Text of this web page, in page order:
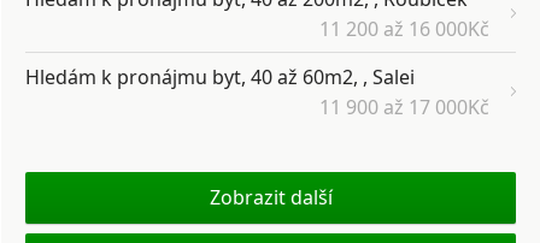
11 200 až 16 000Kč
Hledám k pronájmu byt, 40 až 60m2, , Salei
11 900 až 17 000Kč
Zobrazit další